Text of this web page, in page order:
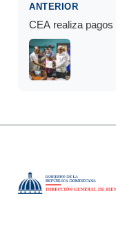
ANTERIOR
CEA realiza